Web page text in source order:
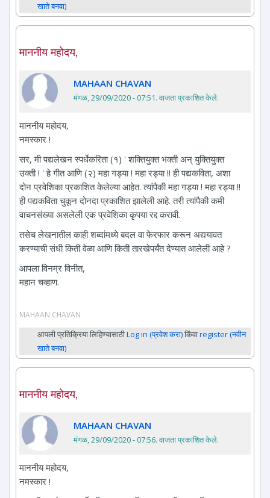
खाते बनवा)
माननीय महोदय,
MAHAAN CHAVAN
मंगळ, 29/09/2020 - 07:51. वाजता प्रकाशित केले.
माननीय महोदय,
नमस्कार !
सर, मी पद्यलेखन स्पर्धेकरिता (१) ' शक्तियुक्त भक्ती अन् युक्तियुक्त
उक्ती ! ' हे गीत आणि (२) महा गड्या ! महा रड्या !! ही पद्यकविता, अशा
दोन प्रवेशिका प्रकाशित केलेल्या आहेत. त्यांपैकी महा गड्या ! महा रड्या !!
ही पद्यकविता चुकून दोनदा प्रकाशित झालेली आहे. तरी त्यांपैकी कमी
वाचनसंख्या असलेली एक प्रवेशिका कृपया रद्द करावी.
तसेच लेखनातील काही शब्दांमध्ये बदल वा फेरफार करून अद्ययावत
करण्याची संधी किती वेळा आणि किती तारखेपर्यंत देण्यात आलेली आहे ?
आपला विनम्र विनीत,
महान चव्हाण.
MAHAAN CHAVAN
आपली प्रतिक्रिया लिहिण्यासाठीLog in (प्रवेश करा)किंवाregister (नवीन
खाते बनवा)
माननीय महोदय,
MAHAAN CHAVAN
मंगळ, 29/09/2020 - 07:56. वाजता प्रकाशित केले.
माननीय महोदय,
नमस्कार !